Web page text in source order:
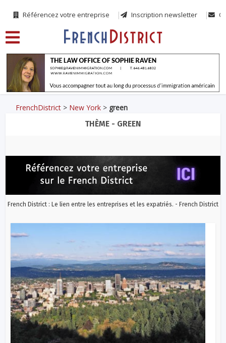
Référencez votre entreprise Inscription newsletter
FrenchDistrict > New York > green
THÈME - GREEN
French District : Le lien entre les entreprises et les expatriés. - French District